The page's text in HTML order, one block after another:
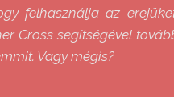
felhasználja az
Cross segítségével
Vagy mégis?